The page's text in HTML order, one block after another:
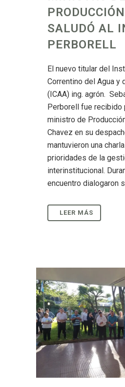
PRODUCCIÓN
SALUDÓ AL
PERBORELL
El nuevo titular del
Correntino del Agua y
(ICAA) ing. agrón.
Perborell fue recibido
ministro de
Chavez en su
mantuvieron una
prioridades de la
interinstitucional.
encuentro dialogaron